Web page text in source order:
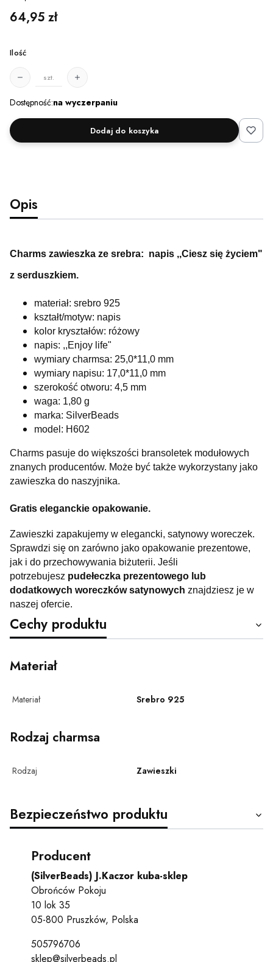
Cena
64,95 zł
Ilość
szt.
Dostępność:na wyczerpaniu
Dodaj do koszyka
Opis
Charms zawieszka ze srebra: napis ,,Ciesz się życiem"
z serduszkiem.
materiał: srebro 925
kształt/motyw: napis
kolor kryształów: różowy
napis: ,,Enjoy life"
wymiary charmsa: 25,0*11,0 mm
wymiary napisu: 17,0*11,0 mm
szerokość otworu: 4,5 mm
waga: 1,80 g
marka: SilverBeads
model: H602
Charms pasuje do większości bransoletek modułowych
znanych producentów. Może być także wykorzystany jako
zawieszka do naszyjnika.
Gratis eleganckie opakowanie.
Zawieszki zapakujemy w elegancki, satynowy woreczek.
Sprawdzi się on zarówno jako opakowanie prezentowe,
jak i do przechowywania biżuterii. Jeśli
potrzebujesz pudełeczka prezentowego lub
dodatkowych woreczków satynowych znajdziesz je w
naszej ofercie.
Cechy produktu
Materiał
Materiał Srebro 925
Rodzaj charmsa
Rodzaj Zawieszki
Bezpieczeństwo produktu
Producent
(SilverBeads) J.Kaczor kuba-sklep
Obrońców Pokoju
10 lok 35
05-800 Pruszków, Polska
505796706
sklep@silverbeads.pl